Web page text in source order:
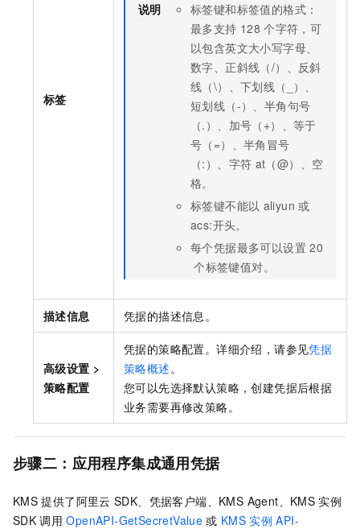
标签
说明
标签键和标签值的格式：
最多支持 128 个字符，可
以包含英文大小写字母、
数字、正斜线（/）、反斜
线（\）、下划线（_）、
短划线（-）、半角句号
（.）、加号（+）、等于
号（=）、半角冒号
（:）、字符 at（@）、空
格。
标签键不能以 aliyun 或
acs:开头。
每个凭据最多可以设置 20
个标签键值对。
描述信息 凭据的描述信息。
高级设置 >
策略配置
凭据的策略配置。详细介绍，请参见凭据
策略概述。
您可以先选择默认策略，创建凭据后根据
业务需要再修改策略。
步骤二：应用程序集成通用凭据
KMS 提供了阿里云 SDK、凭据客户端、KMS Agent、KMS 实例
SDK 调用 OpenAPI-GetSecretValue 或 KMS 实例 API-